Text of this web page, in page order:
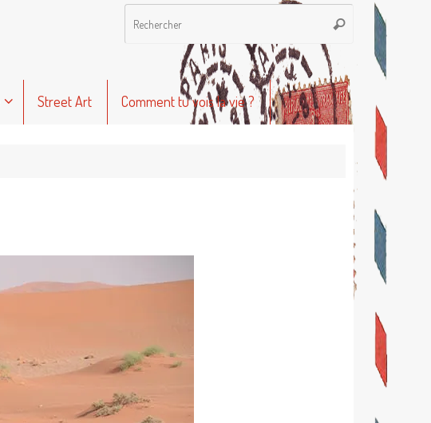
Recherche
Rechercher
Street Art Comment tu vois la vie ?